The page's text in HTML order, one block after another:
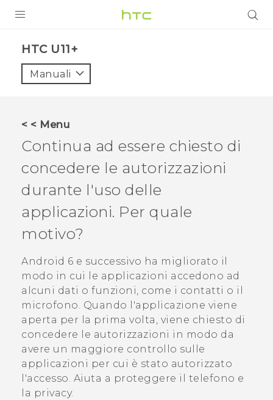
VIVE
VIVERSE
ASSISTENZA
Accessori e dispositivi HTC
Accesso
HTC U11+‎
Manuali
< < Menu
Continua ad essere chiesto di
concedere le autorizzazioni
durante l'uso delle
applicazioni. Per quale
motivo?
Android 6 e successivo ha migliorato il
modo in cui le applicazioni accedono ad
alcuni dati o funzioni, come i contatti o il
microfono. Quando l'applicazione viene
aperta per la prima volta, viene chiesto di
concedere le autorizzazioni in modo da
avere un maggiore controllo sulle
applicazioni per cui è stato autorizzato
l'accesso. Aiuta a proteggere il telefono e
la privacy.